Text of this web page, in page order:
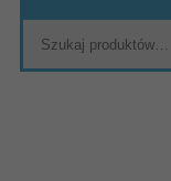
Gry rodzinne
TACTIC